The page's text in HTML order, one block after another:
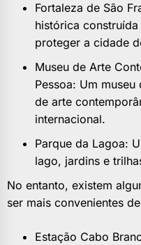
Fortaleza de São
histórica
proteger a cidade
Museu de Arte
Pessoa: Um
de arte
internacional.
Parque da Lagoa:
lago, jardins e
No entanto, existem
ser mais convenientes
Estação Cabo